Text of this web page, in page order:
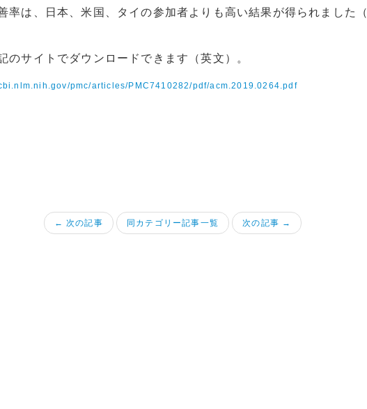
率は、日本、米国、タイの参加者よりも高い結果が得られました（
サイトでダウンロードできます（英文）。
pmc/articles/PMC7410282/pdf/acm.2019.0264.pdf
← 次の記事 同カテゴリー記事一覧 次の記事 →